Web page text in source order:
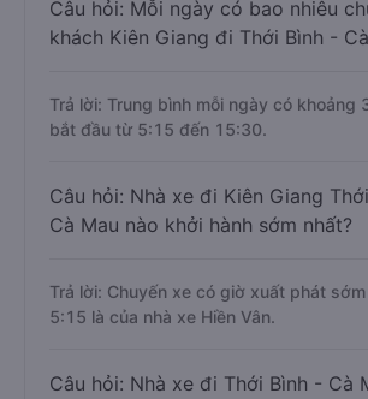
Câu hỏi: Mỗi ngày có bao nhiêu
khách Kiên Giang đi Thới Bình -
Trả lời: Trung bình mỗi ngày có khoảng
bắt đầu từ 5:15 đến 15:30.
Câu hỏi: Nhà xe đi Kiên Giang
Cà Mau nào khởi hành sớm nhất?
Trả lời: Chuyến xe có giờ xuất phát
5:15 là của nhà xe Hiền Vân.
Câu hỏi: Nhà xe đi Thới Bình - Cà